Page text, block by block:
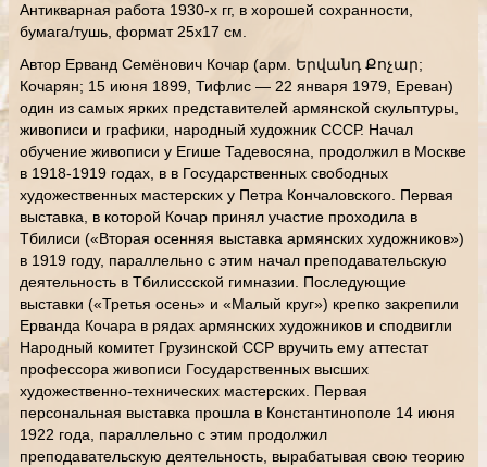
Антикварная работа 1930-х гг, в хорошей сохранности,
бумага/тушь, формат 25х17 см.
Автор Ерванд Семёнович Кочар (арм. Երվանդ Քոչար;
Кочарян; 15 июня 1899, Тифлис — 22 января 1979, Ереван)
один из самых ярких представителей армянской скульптуры,
живописи и графики, народный художник СССР. Начал
обучение живописи у Егише Тадевосяна, продолжил в Москве
в 1918-1919 годах, в в Государственных свободных
художественных мастерских у Петра Кончаловского. Первая
выставка, в которой Кочар принял участие проходила в
Тбилиси («Вторая осенняя выставка армянских художников»)
в 1919 году, параллельно с этим начал преподавательскую
деятельность в Тбилиссской гимназии. Последующие
выставки («Третья осень» и «Малый круг») крепко закрепили
Ерванда Кочара в рядах армянских художников и сподвигли
Народный комитет Грузинской ССР вручить ему аттестат
профессора живописи Государственных высших
художественно-технических мастерских. Первая
персональная выставка прошла в Константинополе 14 июня
1922 года, параллельно с этим продолжил
преподавательскую деятельность, вырабатывая свою теорию